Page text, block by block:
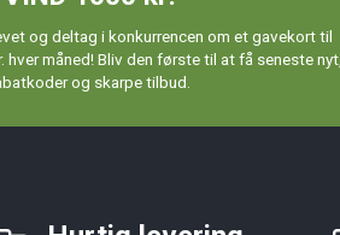
og deltag i konkurrencen om et gavekort til
hver måned! Bliv den første til at få seneste nyt,
og skarpe tilbud.